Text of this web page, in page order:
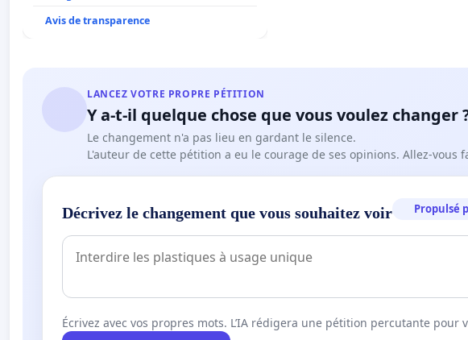
Avis de transparence
LANCEZ VOTRE PROPRE PÉTITION
Y a-t-il quelque chose que vous voulez changer
Le changement n'a pas lieu en gardant le silence.
L'auteur de cette pétition a eu le courage de ses opinions. Allez-vous
Décrivez le changement que vous souhaitez voir Propulsé
Écrivez avec vos propres mots. L’IA rédigera une pétition percutante pour